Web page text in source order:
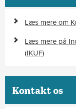
Læs mere om
Læs mere på
(IKUF)
Kontakt os